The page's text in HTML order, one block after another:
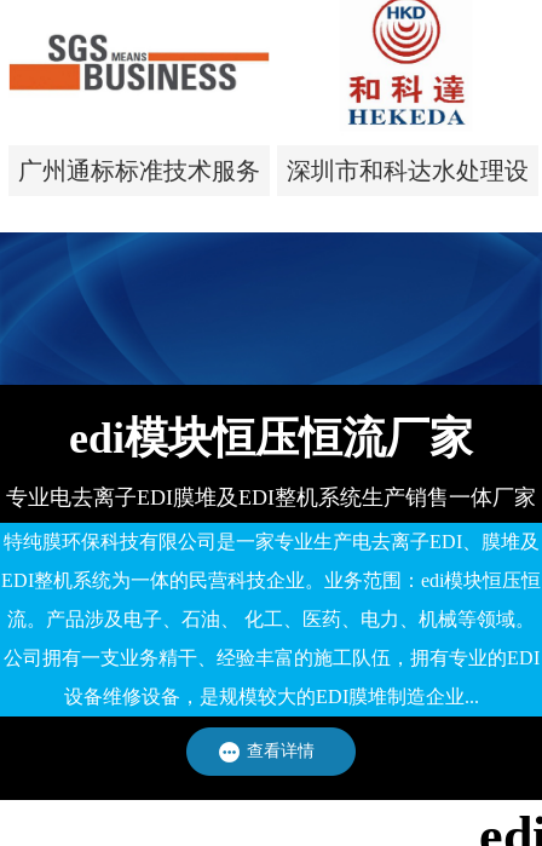
三星电子 友晟光电
广州通标标准技术服务
广州通标标准技术服务
有限公司
深圳市和科达水处理设
edi模块恒压恒流厂家
专业电去离子EDI膜堆及EDI整机系统生产销售一体厂家
特纯膜环保科技有限公司是一家专业生产电去离子EDI、膜堆及
EDI整机系统为一体的民营科技企业。业务范围：edi模块恒压恒
流。产品涉及电子、石油、 化工、医药、电力、机械等领域。
公司拥有一支业务精干、经验丰富的施工队伍，拥有专业的EDI
设备维修设备，是规模较大的EDI膜堆制造企业...
查看详情